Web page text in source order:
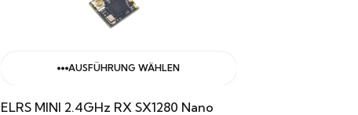
AUSFÜHRUNG WÄHLEN
ELRS MINI 2.4GHz RX SX1280 Nano